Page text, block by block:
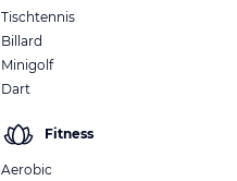
Tischtennis
Billard
Minigolf
Dart
Fitness
Aerobic